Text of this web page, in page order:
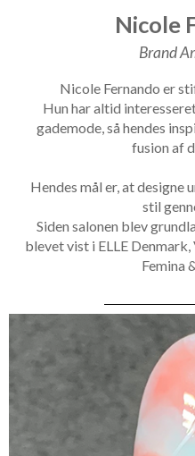
Nicole
Brand
Nicole Fernando er
Hun har altid
gademode, så hendes
fusion af
Hendes mål er, at designe
stil
Siden salonen blev
blevet vist i ELLE Denmark,
Femina